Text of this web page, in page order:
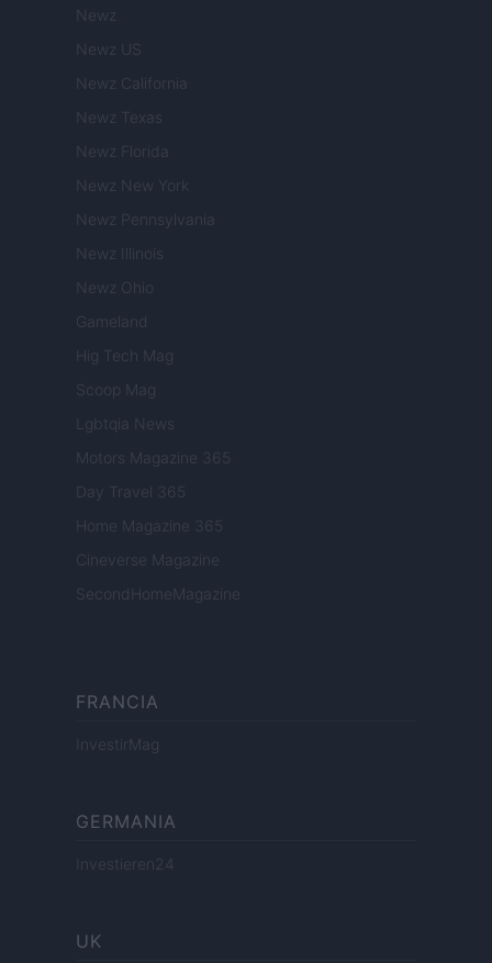
Newz
Newz US
Newz California
Newz Texas
Newz Florida
Newz New York
Newz Pennsylvania
Newz Illinois
Newz Ohio
Gameland
Hig Tech Mag
Scoop Mag
Lgbtqia News
Motors Magazine 365
Day Travel 365
Home Magazine 365
Cineverse Magazine
SecondHomeMagazine
FRANCIA
InvestirMag
GERMANIA
Investieren24
UK